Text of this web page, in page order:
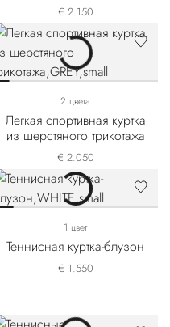
€ 2.150
2 цвета
Легкая спортивная куртка
из шерстяного трикотажа
€ 2.050
1 цвет
Теннисная куртка-блузон
€ 1.550